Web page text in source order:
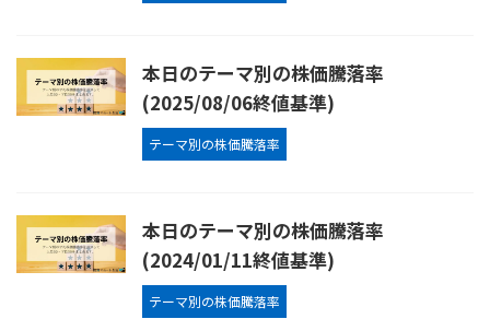
本日のテーマ別の株価騰落率
(2025/08/06終値基準)
テーマ別の株価騰落率
本日のテーマ別の株価騰落率
(2024/01/11終値基準)
テーマ別の株価騰落率